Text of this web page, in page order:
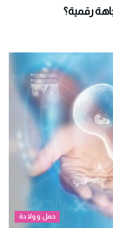
رقمية؟
حمل وولادة